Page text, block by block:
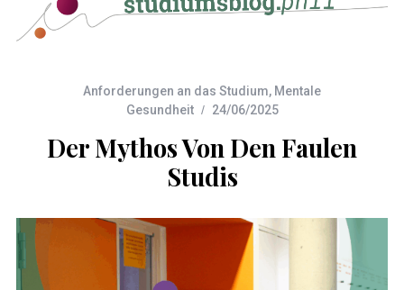
Anforderungen an das Studium, Mentale
Gesundheit
24/06/2025
Der Mythos Von Den Faulen
Studis